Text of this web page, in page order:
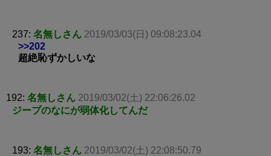
237: 名無しさん 2019/03/03(日) 09:08:23.04
>>202
超絶恥ずかしいな
192: 名無しさん 2019/03/02(土) 22:06:26.02
ジープのなにが弱体化してんだ
193: 名無しさん 2019/03/02(土) 22:08:50.79